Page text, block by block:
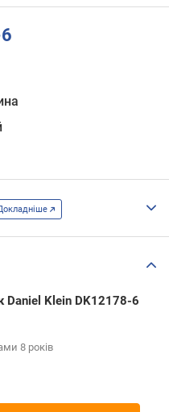
Daniel Klein DK12178-6
8 років